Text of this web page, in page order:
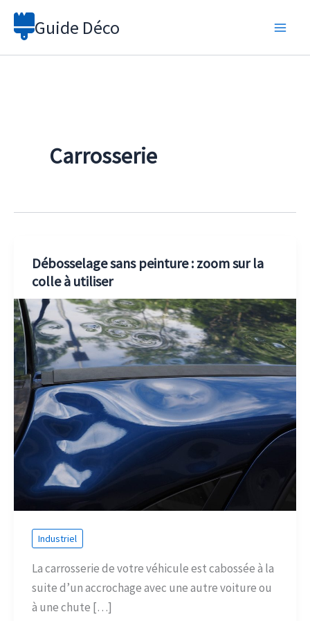
Aller
Guide Déco
Carrosserie
Débosselage sans peinture : zoom sur la
colle à utiliser
Industriel
La carrosserie de votre véhicule est cabossée à la
suite d’un accrochage avec une autre voiture ou
à une chute […]